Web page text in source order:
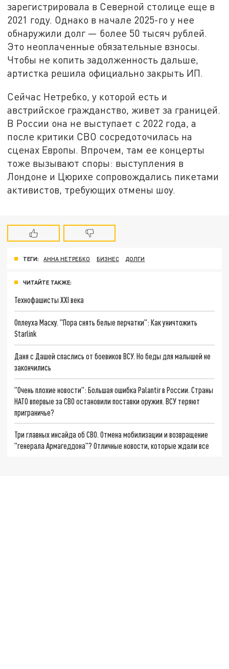
зарегистрировала в Северной столице еще в
2021 году. Однако в начале 2025-го у нее
обнаружили долг — более 50 тысяч рублей.
Это неоплаченные обязательные взносы.
Чтобы не копить задолженность дальше,
артистка решила официально закрыть ИП.
Сейчас Нетребко, у которой есть и
австрийское гражданство, живет за границей.
В России она не выступает с 2022 года, а
после критики СВО сосредоточилась на
сценах Европы. Впрочем, там ее концерты
тоже вызывают споры: выступления в
Лондоне и Цюрихе сопровождались пикетами
активистов, требующих отмены шоу.
ТЕГИ: АННА НЕТРЕБКО БИЗНЕС ДОЛГИ
ЧИТАЙТЕ ТАКЖЕ:
Технофашисты XXI века
Оплеуха Маску. "Пора снять белые перчатки": Как уничтожить
Starlink
Даня с Дашей спаслись от боевиков ВСУ. Но беды для малышей не
закончились
"Очень плохие новости": Большая ошибка Palantir в России. Страны
НАТО впервые за СВО остановили поставки оружия. ВСУ теряют
приграничье?
Три главных инсайда об СВО. Отмена мобилизации и возвращение
"генерала Армагеддона"? Отличные новости, которые ждали все